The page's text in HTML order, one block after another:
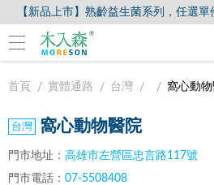
【新品上市】熟齡益生菌系列，任選
首頁 實體通路 台灣 窩心動
窩心動物醫院
門市地址： 高雄市左營區忠言路117號
門市電話： 07-5508408